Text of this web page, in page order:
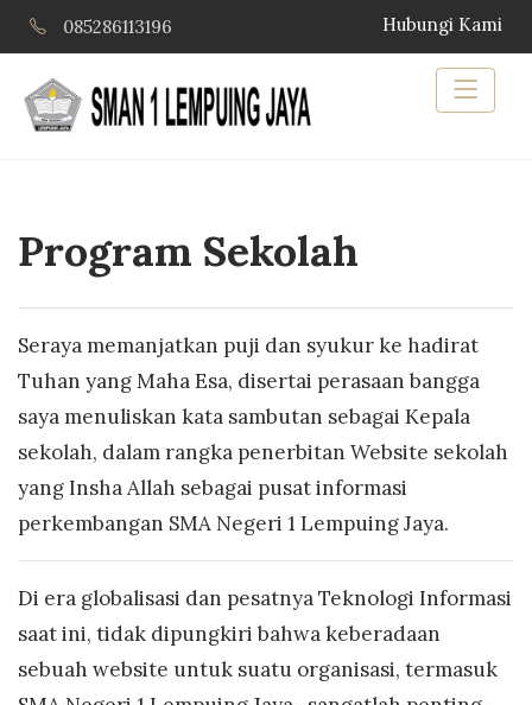
085286113196 Hubungi Kami
Program Sekolah
Seraya memanjatkan puji dan syukur ke hadirat
Tuhan yang Maha Esa, disertai perasaan bangga
saya menuliskan kata sambutan sebagai Kepala
sekolah, dalam rangka penerbitan Website sekolah
yang Insha Allah sebagai pusat informasi
perkembangan SMA Negeri 1 Lempuing Jaya.
Di era globalisasi dan pesatnya Teknologi Informasi
saat ini, tidak dipungkiri bahwa keberadaan
sebuah website untuk suatu organisasi, termasuk